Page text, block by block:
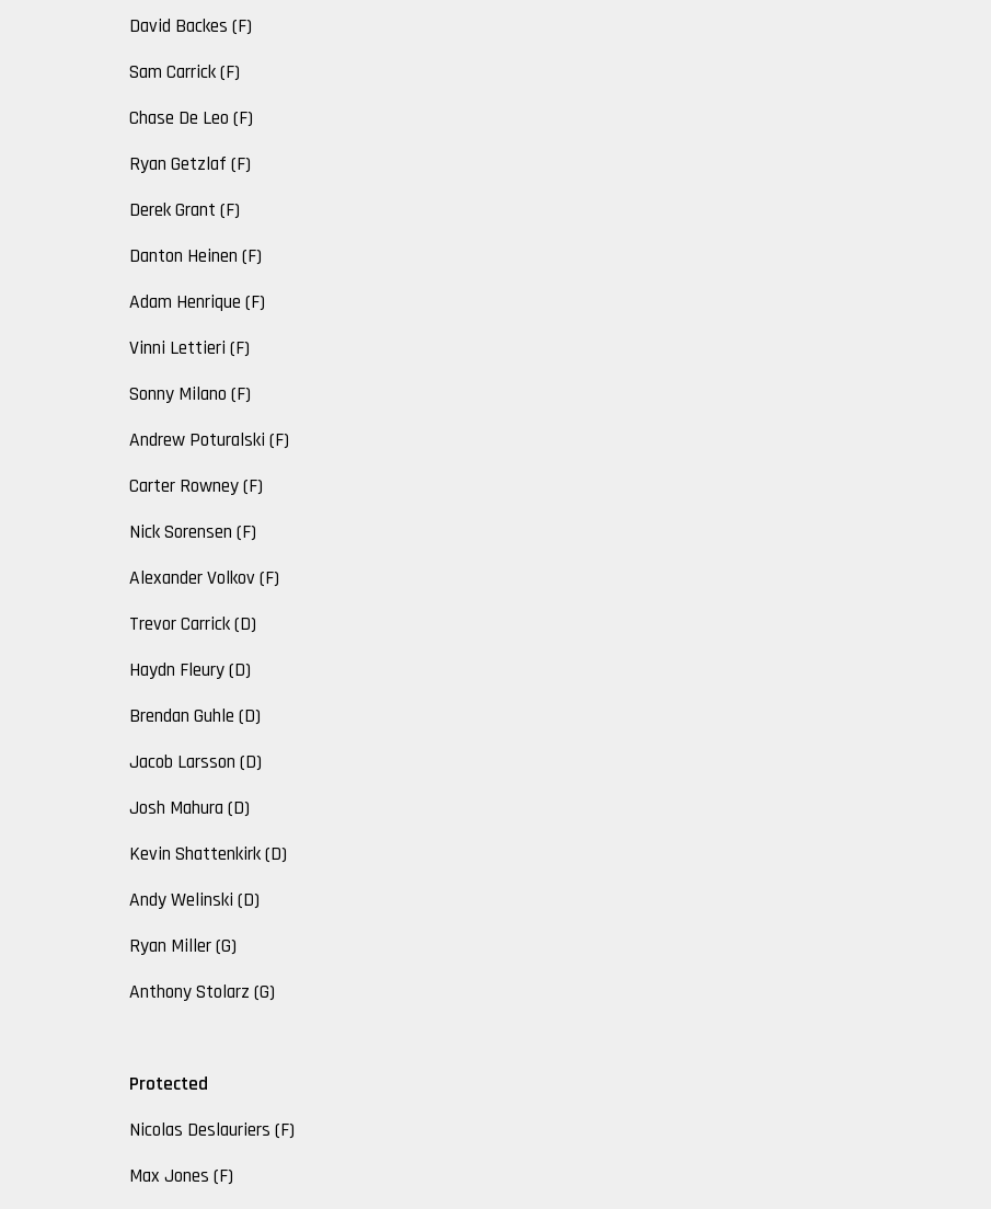
David Backes (F)
Sam Carrick (F)
Chase De Leo (F)
Ryan Getzlaf (F)
Derek Grant (F)
Danton Heinen (F)
Adam Henrique (F)
Vinni Lettieri (F)
Sonny Milano (F)
Andrew Poturalski (F)
Carter Rowney (F)
Nick Sorensen (F)
Alexander Volkov (F)
Trevor Carrick (D)
Haydn Fleury (D)
Brendan Guhle (D)
Jacob Larsson (D)
Josh Mahura (D)
Kevin Shattenkirk (D)
Andy Welinski (D)
Ryan Miller (G)
Anthony Stolarz (G)
Protected
Nicolas Deslauriers (F)
Max Jones (F)